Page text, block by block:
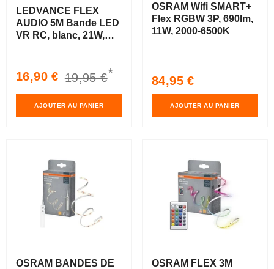
LEDVANCE FLEX
AUDIO 5M Bande LED
VR RC, blanc, 21W,
Prix
soldé
16,90 € Prix
habituel
19,95 €*
AJOUTER AU PANIER
OSRAM Wifi SMART+
Flex RGBW 3P, 690lm,
11W, 2000-6500K
Prix
habituel
84,95 €
AJOUTER AU PANIER
OSRAM BANDES DE
OSRAM FLEX 3M